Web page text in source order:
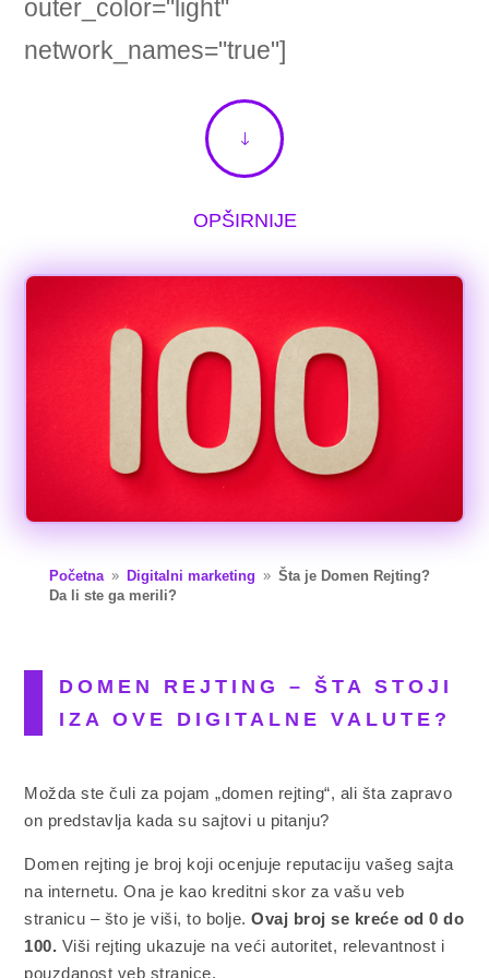
outer_color="light"
network_names="true"]
"
OPŠIRNIJE
Početna 9 Digitalni marketing 9 Šta je Domen Rejting?
Da li ste ga merili?
DOMEN REJTING – ŠTA STOJI
IZA OVE DIGITALNE VALUTE?
Možda ste čuli za pojam „domen rejting“, ali šta zapravo
on predstavlja kada su sajtovi u pitanju?
Domen rejting je broj koji ocenjuje reputaciju vašeg sajta
na internetu. Ona je kao kreditni skor za vašu veb
stranicu – što je viši, to bolje.Ovaj broj se kreće od 0 do
100. Viši rejting ukazuje na veći autoritet, relevantnost i
pouzdanost veb stranice.